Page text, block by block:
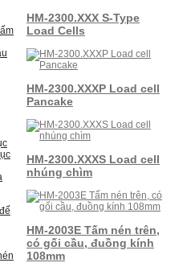
HM-2300.XXX S-Type
Load Cells
HM-2300.XXXP Load cell
Pancake
HM-2300.XXXS Load cell
nhúng chìm
HM-2003E Tấm nén trên,
có gối cầu, đuồng kính
108mm